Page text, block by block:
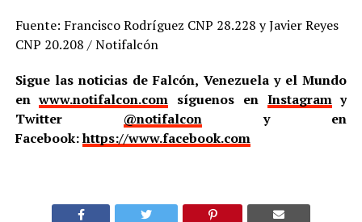
Fuente: Francisco Rodríguez CNP 28.228 y Javier Reyes
CNP 20.208 / Notifalcón
Sigue las noticias de Falcón, Venezuela y el Mundo
enwww.notifalcon.com síguenos en Instagramy
Twitter @notifalcony en
Facebook:https://www.facebook.com